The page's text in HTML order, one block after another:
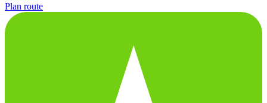
Plan route